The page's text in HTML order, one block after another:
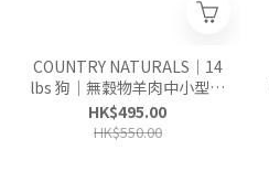
COUNTRY NATURALS｜14
lbs 狗｜無穀物羊肉中小型犬
亮毛配方
HK$495.00
HK$550.00